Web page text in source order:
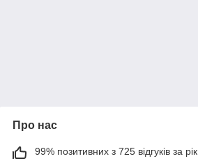
Про нас
99% позитивних з 725 відгуків за рік